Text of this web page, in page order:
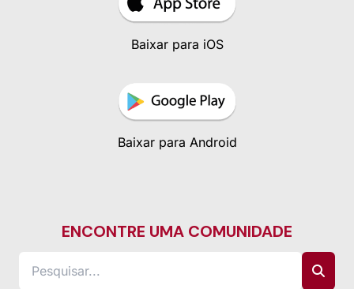
Baixar para iOS
Baixar para Android
ENCONTRE UMA COMUNIDADE